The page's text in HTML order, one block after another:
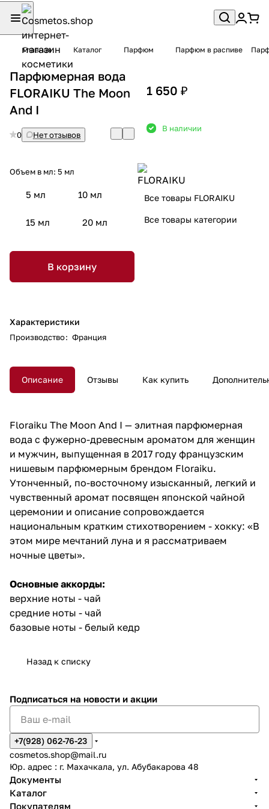
Главная Каталог Парфюм Парфюм в распиве
Парфюмерная вода
FLORAIKU The Moon
And I
0 Нет отзывов
Объем в мл: 5 мл
5 мл 10 мл
15 мл 20 мл
В корзину
Характеристики
Производство: Франция
1 650 ₽
В наличии
Все товары FLORAIKU
Все товары категории
Описание Отзывы Как купить
Floraiku The Moon And I — элитная парфюмерная
вода с фужерно-древесным ароматом для женщин
и мужчин, выпущенная в 2017 году французским
нишевым парфюмерным брендом Floraiku.
Утонченный, по-восточному изысканный, легкий и
чувственный аромат посвящен японской чайной
церемонии и описание сопровождается
национальным кратким стихотворением - хокку: «В
этом мире мечтаний луна и я рассматриваем
ночные цветы».
Основные аккорды:
верхние ноты - чай
средние ноты - чай
базовые ноты - белый кедр
Назад к списку
Подписаться на новости и акции
+7(928) 062-76-23
cosmetos.shop@mail.ru
Юр. адрес : г. Махачкала, ул. Абубакарова 48
Документы
Каталог
Покупателям